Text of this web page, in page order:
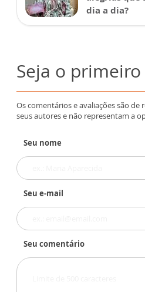
dia a dia?
Seja o
Os comentários e avaliações são de
seus autores e não representam a
Seu nome
Seu e-mail
Seu comentário